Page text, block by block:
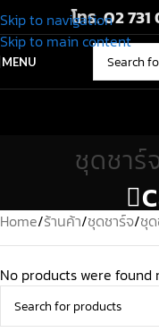
Skip to navigation
Skip to main content
โทร.02 731
MENU
ชุดชาร์
Home/ร้านค้า/ชุดชาร์จ/ชุ
No products were